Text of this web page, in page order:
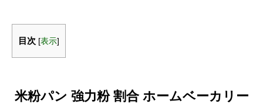
目次 [表示]
米粉パン 強力粉 割合 ホームベーカリー